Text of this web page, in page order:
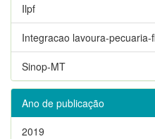
Ilpf
Integracao lavoura-pecuaria-
Sinop-MT
Ano de publicação
2019